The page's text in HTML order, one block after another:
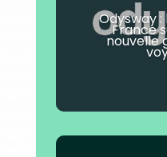
Odysway
France
nouvelle